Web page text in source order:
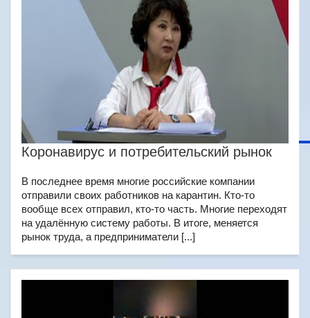
Коронавирус и потребительский рынок
В последнее время многие российские компании
отправили своих работников на карантин. Кто-то
вообще всех отправил, кто-то часть. Многие переходят
на удалённую систему работы. В итоге, меняется
рынок труда, а предприниматели [...]